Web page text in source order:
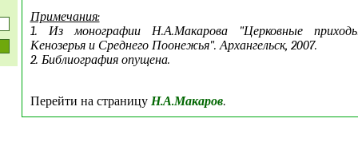
Примечания:
1. Из монографии Н.А.Макарова "Церковные
Кенозерья и Среднего Поонежья". Архангельск, 2007.
2. Библиография опущена.
Перейти на страницу Н.А.Макаров.